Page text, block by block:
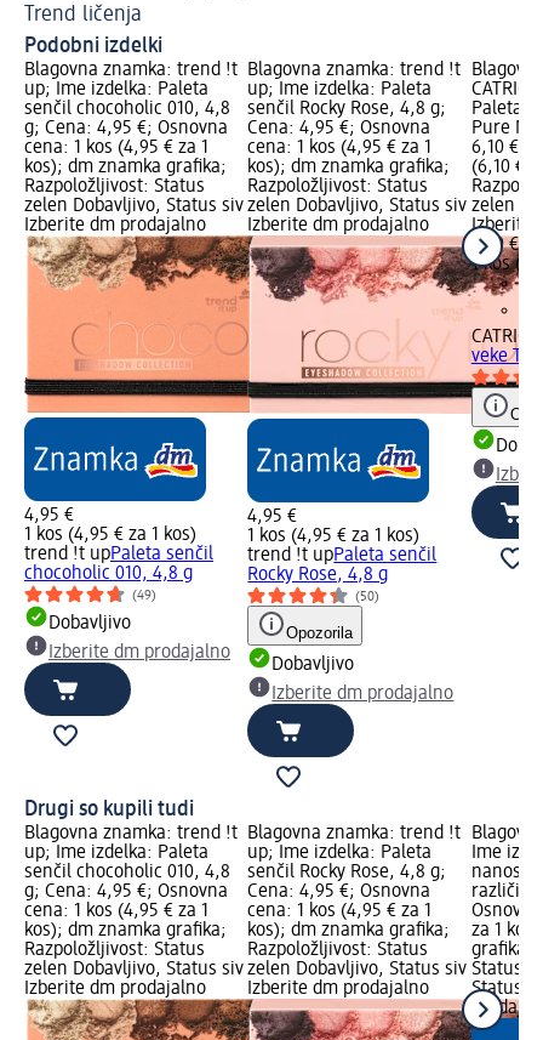
Trend ličenja
Podobni izdelki
Blagovna znamka: trend !t
up; Ime izdelka: Paleta
senčil chocoholic 010, 4,8
g; Cena: 4,95 €; Osnovna
cena: 1 kos (4,95 € za 1
kos); dm znamka grafika;
Razpoložljivost: Status
zelen Dobavljivo, Status siv
Izberite dm prodajalno
4,95 €
1 kos (4,95 € za 1 kos)
trend !t upPaleta senčil
chocoholic 010, 4,8 g
(49)
Dobavljivo
Izberite dm prodajalno
Blagovna znamka: trend !t
up; Ime izdelka: Paleta
senčil Rocky Rose, 4,8 g;
Cena: 4,95 €; Osnovna
cena: 1 kos (4,95 € za 1
kos); dm znamka grafika;
Razpoložljivost: Status
zelen Dobavljivo, Status siv
Izberite dm prodajalno
4,95 €
1 kos (4,95 € za 1 kos)
trend !t upPaleta senčil
Rocky Rose, 4,8 g
(50)
Opozorila
Dobavljivo
Izberite dm prodajalno
Paleta
Pure
6,10 €;
(6,10 €
zelen
Izberite
6,10 €
1 kos
CATRICE
veke
Drugi so kupili tudi
Blagovna znamka: trend !t
up; Ime izdelka: Paleta
senčil chocoholic 010, 4,8
g; Cena: 4,95 €; Osnovna
cena: 1 kos (4,95 € za 1
kos); dm znamka grafika;
Razpoložljivost: Status
zelen Dobavljivo, Status siv
Izberite dm prodajalno
Blagovna znamka: trend !t
up; Ime izdelka: Paleta
senčil Rocky Rose, 4,8 g;
Cena: 4,95 €; Osnovna
cena: 1 kos (4,95 € za 1
kos); dm znamka grafika;
Razpoložljivost: Status
zelen Dobavljivo, Status siv
Izberite dm prodajalno
Ime
nanos
različic,
za 1
grafika;
Status
Status